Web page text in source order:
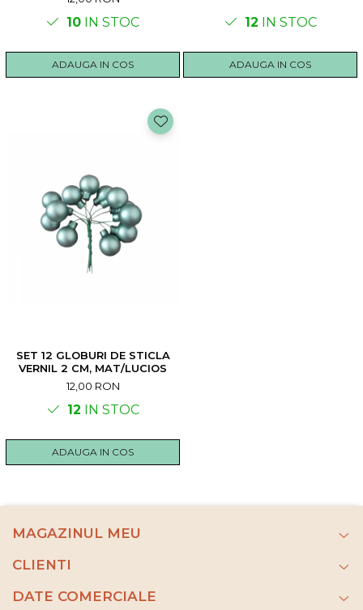
10 IN STOC
ADAUGA IN COS
12 IN STOC
ADAUGA IN COS
SET 12 GLOBURI DE STICLA
VERNIL 2 CM, MAT/LUCIOS
12,00 RON
12 IN STOC
ADAUGA IN COS
MAGAZINUL MEU
CLIENTI
DATE COMERCIALE